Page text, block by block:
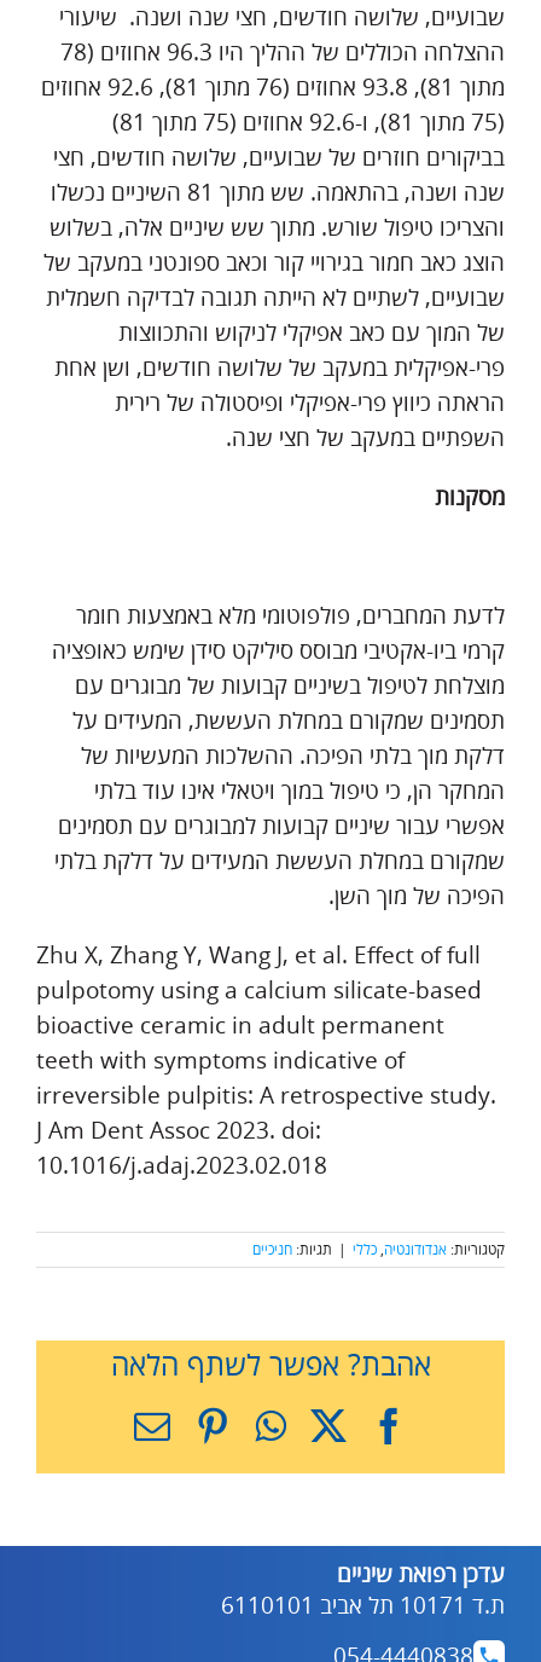
שבועיים, שלושה חודשים, חצי שנה ושנה. שיעורי
ההצלחה הכוללים של ההליך היו 96.3 אחוזים (78
מתוך 81), 93.8 אחוזים (76 מתוך 81), 92.6 אחוזים
(75 מתוך 81), ו-92.6 אחוזים (75 מתוך 81)
בביקורים חוזרים של שבועיים, שלושה חודשים, חצי
שנה ושנה, בהתאמה. שש מתוך 81 השיניים נכשלו
והצריכו טיפול שורש. מתוך שש שיניים אלה, בשלוש
הוצג כאב חמור בגירויי קור וכאב ספונטני במעקב של
שבועיים, לשתיים לא הייתה תגובה לבדיקה חשמלית
של המוך עם כאב אפיקלי לניקוש והתכווצות
פרי-אפיקלית במעקב של שלושה חודשים, ושן אחת
הראתה כיווץ פרי-אפיקלי ופיסטולה של רירית
השפתיים במעקב של חצי שנה.
מסקנות
לדעת המחברים, פולפוטומי מלא באמצעות חומר
קרמי ביו-אקטיבי מבוסס סיליקט סידן שימש כאופציה
מוצלחת לטיפול בשיניים קבועות של מבוגרים עם
תסמינים שמקורם במחלת העששת, המעידים על
דלקת מוך בלתי הפיכה. ההשלכות המעשיות של
המחקר הן, כי טיפול במוך ויטאלי אינו עוד בלתי
אפשרי עבור שיניים קבועות למבוגרים עם תסמינים
שמקורם במחלת העששת המעידים על דלקת בלתי
הפיכה של מוך השן.
Zhu X, Zhang Y, Wang J, et al. Effect of full
pulpotomy using a calcium silicate-based
bioactive ceramic in adult permanent
teeth with symptoms indicative of
irreversible pulpitis: A retrospective study.
J Am Dent Assoc 2023. doi:
10.1016/j.adaj.2023.02.018
קטגוריות: אנדודונטיה,כללי | תגיות: חניכיים
אהבת? אפשר לשתף הלאה
Facebook
X
WhatsApp
Pinterest
כתובת
עדכן רפואת שיניים
ת.ד 10171 תל אביב 6110101